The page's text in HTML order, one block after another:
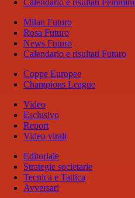
Calendario e risultati
Milan Futuro
Rosa Futuro
News Futuro
Calendario e risultati Futuro
Coppe Europee
Champions League
Video
Esclusivo
Report
Video virali
Editoriale
Strategie societarie
Tecnica e Tattica
Avversari